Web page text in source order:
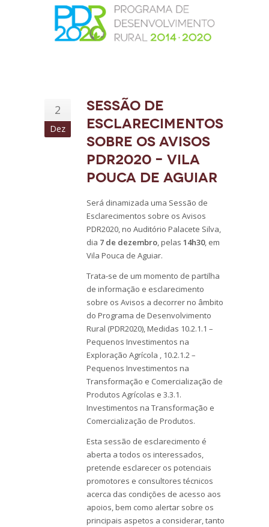
2
Dez
Sessão de
Esclarecimentos
sobre os Avisos
PDR2020 – Vila
Pouca de Aguiar
Será dinamizada uma Sessão de
Esclarecimentos sobre os Avisos
PDR2020, no Auditório Palacete Silva,
dia 7 de dezembro, pelas 14h30, em
Vila Pouca de Aguiar.
Trata-se de um momento de partilha
de informação e esclarecimento
sobre os Avisos a decorrer no âmbito
do Programa de Desenvolvimento
Rural (PDR2020), Medidas 10.2.1.1 –
Pequenos Investimentos na
Exploração Agrícola , 10.2.1.2 –
Pequenos Investimentos na
Transformação e Comercialização de
Produtos Agrícolas e 3.3.1.
Investimentos na Transformação e
Comercialização de Produtos.
Esta sessão de esclarecimento é
aberta a todos os interessados,
pretende esclarecer os potenciais
promotores e consultores técnicos
acerca das condições de acesso aos
apoios, bem como alertar sobre os
principais aspetos a considerar, tanto